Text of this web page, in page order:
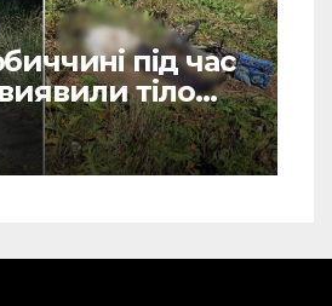
під час
тіло
чоловіка (Фото)